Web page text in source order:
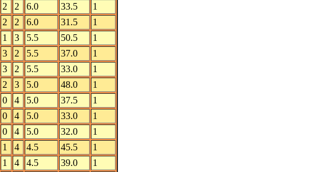
2 2 6.0 33.5
1
2 2 6.0 31.5
1
1 3 5.5 50.5
1
3 2 5.5 37.0
1
3 2 5.5 33.0
1
2 3 5.0 48.0
1
0 4 5.0 37.5
1
0 4 5.0 33.0
1
0 4 5.0 32.0
1
1 4 4.5 45.5
1
1 4 4.5 39.0
1